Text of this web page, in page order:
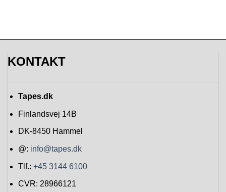
KONTAKT
Tapes.dk
Finlandsvej 14B
DK-8450 Hammel
@: info@tapes.dk
Tlf.: +45 3144 6100
CVR: 28966121